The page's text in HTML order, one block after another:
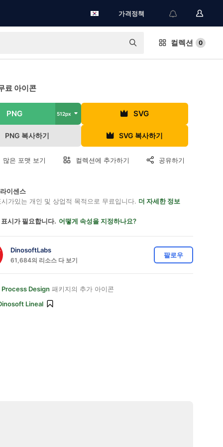
가격정책
컬렉션 0
료 아이콘
PNG 512px SVG
PNG 복사하기 SVG 복사하기
많은 포맷 보기 컬렉션에 추가하기 공유하기
이센스
가있는 개인 및 상업적 목적으로 무료입니다. 더 자세한 정보
시가 필요합니다. 어떻게 속성을 지정하나요?
DinosoftLabs
61,684의 리소스 다 보기
팔로우
Design 패키지의 추가 아이콘
Lineal